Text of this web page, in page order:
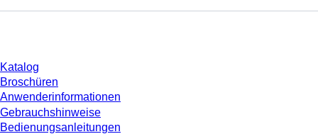
Katalog
Broschüren
Anwenderinformationen
Gebrauchshinweise
Bedienungsanleitungen